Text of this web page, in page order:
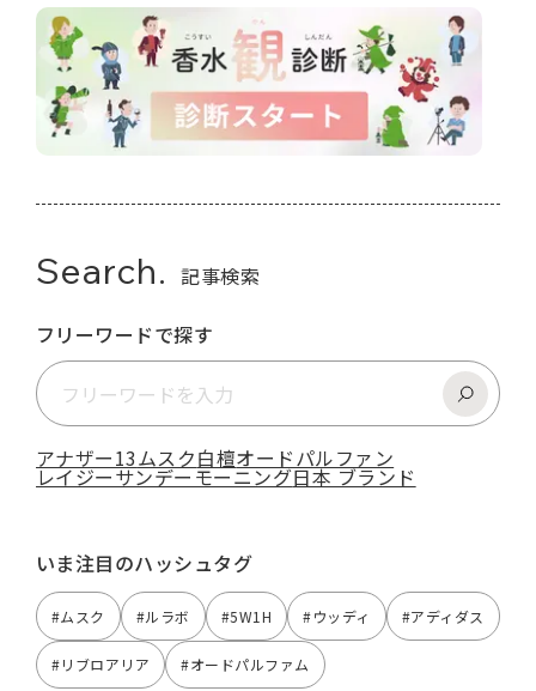
Search. 記事検索
フリーワードで探す
アナザー13ムスク白檀オードパルファン
レイジーサンデーモーニング日本 ブランド
いま注目のハッシュタグ
#ムスク #ルラボ #5W1H #ウッディ #アディダス
#リブロアリア #オードパルファム